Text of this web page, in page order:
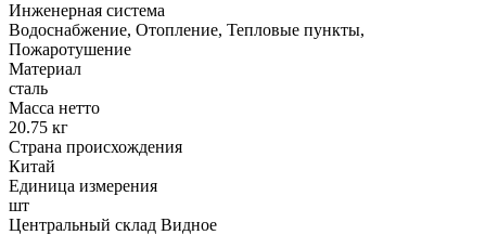
Инженерная система
Водоснабжение, Отопление, Тепловые пункты,
Пожаротушение
Материал
сталь
Масса нетто
20.75 кг
Страна происхождения
Китай
Единица измерения
шт
Центральный склад Видное